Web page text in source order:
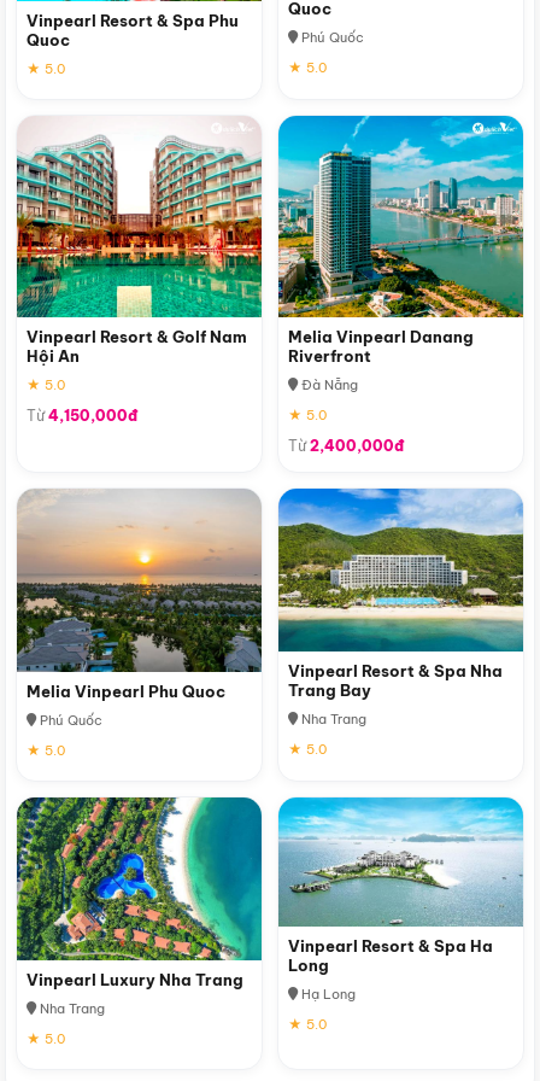
Vinpearl Resort & Spa Phu
Quoc
★ 5.0
Quoc
Phú Quốc
★ 5.0
Vinpearl Resort & Golf Nam
Hội An
★ 5.0
Từ4,150,000đ
Melia Vinpearl Danang
Riverfront
Đà Nẵng
★ 5.0
Từ2,400,000đ
Melia Vinpearl Phu Quoc
Phú Quốc
★ 5.0
Vinpearl Resort & Spa Nha
Trang Bay
Nha Trang
★ 5.0
Vinpearl Luxury Nha Trang
Nha Trang
★ 5.0
Vinpearl Resort & Spa Ha
Long
Hạ Long
★ 5.0